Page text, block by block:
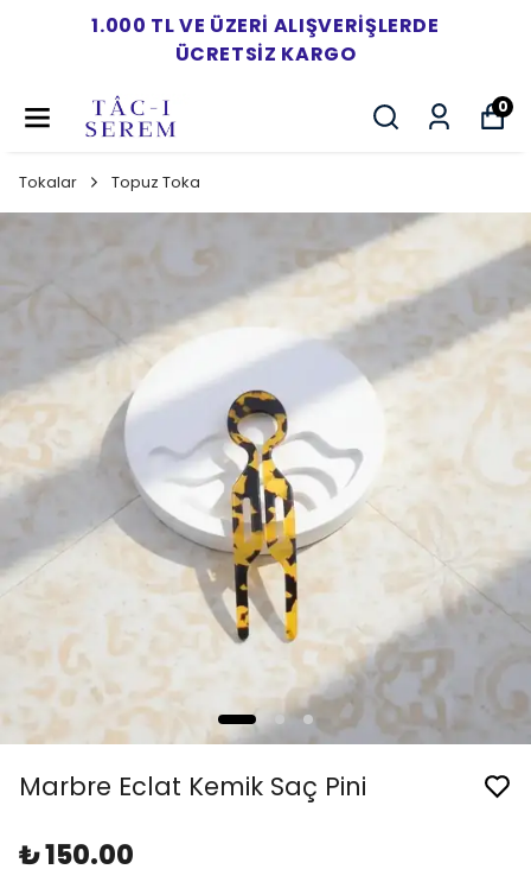
1.000 TL VE ÜZERI ALIŞVERIŞLERDE
ÜCRETSIZ KARGO
0
Tokalar Topuz Toka
Marbre Eclat Kemik Saç Pini
₺ 150.00